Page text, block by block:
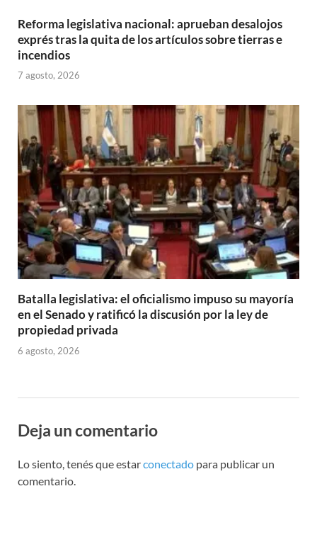
Reforma legislativa nacional: aprueban desalojos
exprés tras la quita de los artículos sobre tierras e
incendios
7 agosto, 2026
Batalla legislativa: el oficialismo impuso su mayoría
en el Senado y ratificó la discusión por la ley de
propiedad privada
6 agosto, 2026
Deja un comentario
Lo siento, tenés que estarconectado para publicar un
comentario.